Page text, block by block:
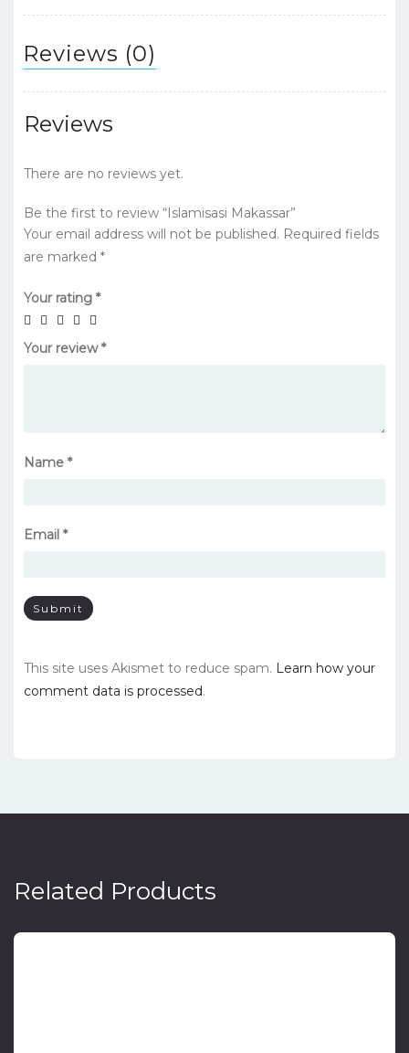
Reviews (0)
Reviews
There are no reviews yet.
Be the first to review “Islamisasi Makassar”
Your email address will not be published. Required fields
are marked *
Your rating *
Your review*
Name *
Email *
This site uses Akismet to reduce spam. Learn how your
comment data is processed.
Related Products